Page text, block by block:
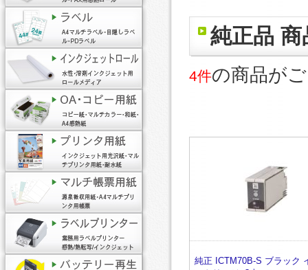
純正品 商
4件の商品が
純正 ICTM70B-S ブラック